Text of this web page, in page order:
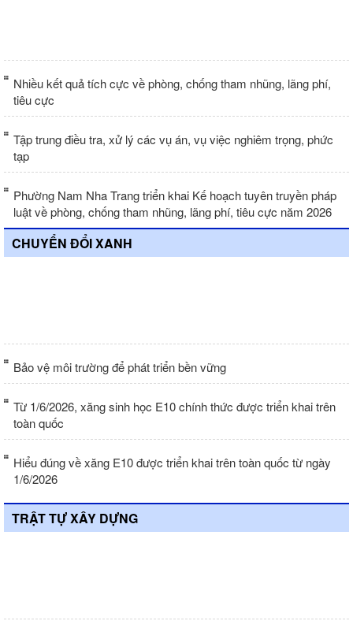
Nhiều kết quả tích cực về phòng, chống tham nhũng, lãng phí,
tiêu cực
Tập trung điều tra, xử lý các vụ án, vụ việc nghiêm trọng, phức
tạp
Phường Nam Nha Trang triển khai Kế hoạch tuyên truyền pháp
luật về phòng, chống tham nhũng, lãng phí, tiêu cực năm 2026
CHUYỂN ĐỔI XANH
Bảo vệ môi trường để phát triển bền vững
Từ 1/6/2026, xăng sinh học E10 chính thức được triển khai trên
toàn quốc
Hiểu đúng về xăng E10 được triển khai trên toàn quốc từ ngày
1/6/2026
TRẬT TỰ XÂY DỰNG